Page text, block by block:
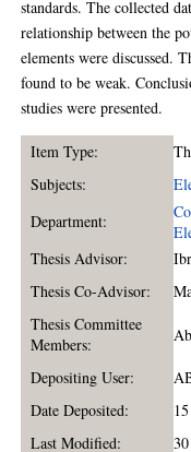
standards. The collected
relationship between the
elements were discussed.
found to be weak.
studies were presented.
Item Type:
Subjects:
Department:
Thesis Advisor:
Thesis Co-Advisor:
Thesis Committee
Members:
Depositing User:
Date Deposited:
Last Modified: